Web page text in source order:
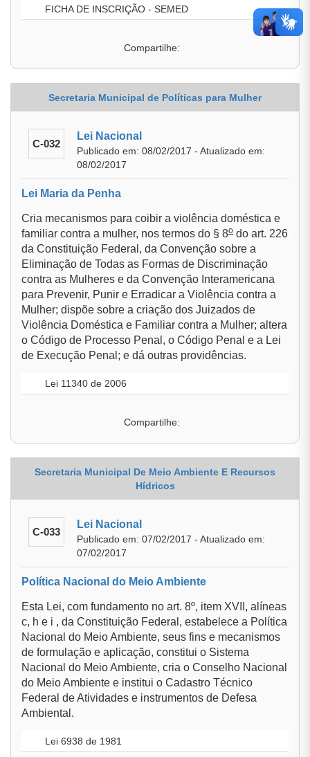
FICHA DE INSCRIÇÃO - SEMED
Compartilhe:
Secretaria Municipal de Políticas para Mulher
C-032
Lei Nacional
Publicado em: 08/02/2017 - Atualizado em:
08/02/2017
Lei Maria da Penha
Cria mecanismos para coibir a violência doméstica e
familiar contra a mulher, nos termos do § 8o do art. 226
da Constituição Federal, da Convenção sobre a
Eliminação de Todas as Formas de Discriminação
contra as Mulheres e da Convenção Interamericana
para Prevenir, Punir e Erradicar a Violência contra a
Mulher; dispõe sobre a criação dos Juizados de
Violência Doméstica e Familiar contra a Mulher; altera
o Código de Processo Penal, o Código Penal e a Lei
de Execução Penal; e dá outras providências.
Lei 11340 de 2006
Compartilhe:
Secretaria Municipal De Meio Ambiente E Recursos
Hídricos
C-033
Lei Nacional
Publicado em: 07/02/2017 - Atualizado em:
07/02/2017
Política Nacional do Meio Ambiente
Esta Lei, com fundamento no art. 8º, item XVII, alíneas
c, h e i , da Constituição Federal, estabelece a Política
Nacional do Meio Ambiente, seus fins e mecanismos
de formulação e aplicação, constitui o Sistema
Nacional do Meio Ambiente, cria o Conselho Nacional
do Meio Ambiente e institui o Cadastro Técnico
Federal de Atividades e instrumentos de Defesa
Ambiental.
Lei 6938 de 1981